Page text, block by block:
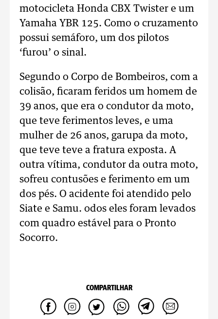
motocicleta Honda CBX Twister e um
Yamaha YBR 125. Como o cruzamento
possui semáforo, um dos pilotos
‘furou’ o sinal.
Segundo o Corpo de Bombeiros, com a
colisão, ficaram feridos um homem de
39 anos, que era o condutor da moto,
que teve ferimentos leves, e uma
mulher de 26 anos, garupa da moto,
que teve teve a fratura exposta. A
outra vítima, condutor da outra moto,
sofreu contusões e ferimento em um
dos pés. O acidente foi atendido pelo
Siate e Samu. odos eles foram levados
com quadro estável para o Pronto
Socorro.
COMPARTILHAR